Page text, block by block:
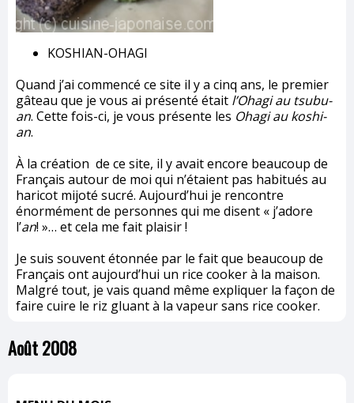
KOSHIAN-OHAGI
Quand j’ai commencé ce site il y a cinq ans, le premier
gâteau que je vous ai présenté était l’Ohagi au tsubu-
an. Cette fois-ci, je vous présente les Ohagi au koshi-
an.
À la création de ce site, il y avait encore beaucoup de
Français autour de moi qui n’étaient pas habitués au
haricot mijoté sucré. Aujourd’hui je rencontre
énormément de personnes qui me disent « j’adore
l’an! »… et cela me fait plaisir !
Je suis souvent étonnée par le fait que beaucoup de
Français ont aujourd’hui un rice cooker à la maison.
Malgré tout, je vais quand même expliquer la façon de
faire cuire le riz gluant à la vapeur sans rice cooker.
Août 2008